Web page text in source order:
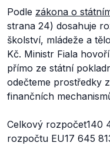
Podle zákona o
strana 24) dosahuje
školství, mládeže a
Kč. Ministr Fiala
přímo ze státní
odečteme prostředky
finančních
Celkový rozpočet140
rozpočtu EU17 645